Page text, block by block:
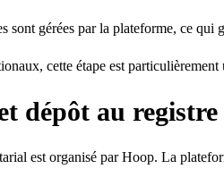
sont gérées par la plateforme, ce
cette étape est
dépôt au registre
est organisé par Hoop. La